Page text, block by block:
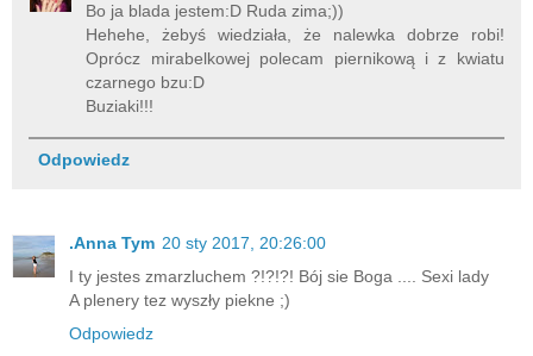
Bo ja blada jestem:D Ruda zima;))
Hehehe, żebyś wiedziała, że nalewka dobrze robi!
Oprócz mirabelkowej polecam piernikową i z kwiatu
czarnego bzu:D
Buziaki!!!
Odpowiedz
.Anna Tym 20 sty 2017, 20:26:00
I ty jestes zmarzluchem ?!?!?! Bój sie Boga .... Sexi lady
A plenery tez wyszły piekne ;)
Odpowiedz